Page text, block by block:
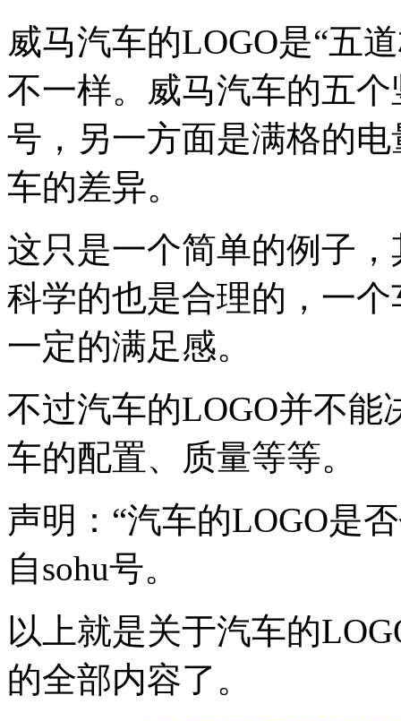
威马汽车的LOGO是“五
不一样。威马汽车的五
号，另一方面是满格的
车的差异。
这只是一个简单的例子
科学的也是合理的，一
一定的满足感。
不过汽车的LOGO并不
车的配置、质量等等。
声明：“汽车的LOGO是
自sohu号。
以上就是关于汽车的
的全部内容了。